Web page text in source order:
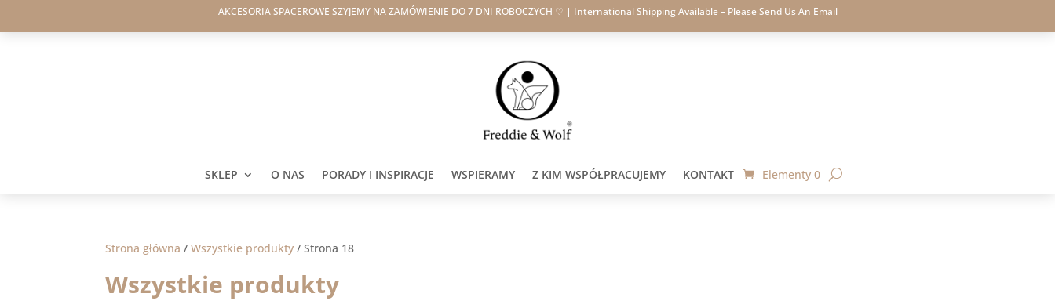
AKCESORIA SPACEROWE SZYJEMY NA ZAMÓWIENIE DO 7 DNI ROBOCZYCH ♡ | International Shipping Available – Please Send Us An Email
SKLEP O NAS PORADY I INSPIRACJE WSPIERAMY Z KIM WSPÓŁPRACUJEMY KONTAKT Elementy 0
Strona główna /Wszystkie produkty /Strona 18
Wszystkie produkty